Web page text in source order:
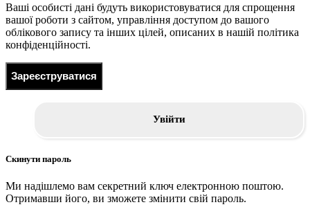
Ваші особисті дані будуть використовуватися для спрощення
вашої роботи з сайтом, управління доступом до вашого
облікового запису та інших цілей, описаних в нашій політика
конфіденційності.
Зареєструватися
Увійти
Скинути пароль
Ми надішлемо вам секретний ключ електронною поштою.
Отримавши його, ви зможете змінити свій пароль.